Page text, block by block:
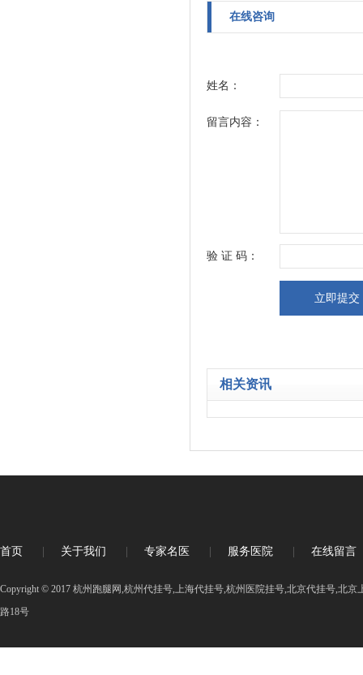
在线咨询
姓名：
留言内容：
验 证 码：
相关资讯
首页 关于我们 专家名医 服务医院 在线留言
Copyright © 2017 杭州跑腿网,杭州代挂号,上海代挂号,杭州医院挂号,北京代挂号,北
路18号